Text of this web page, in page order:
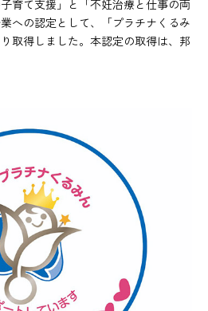
育て支援」と「不妊治療と仕事の両
への認定として、「プラチナくるみ
取得しました。本認定の取得は、邦